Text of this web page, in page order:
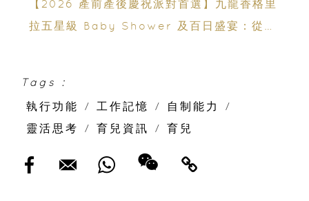
【2026 產前產後慶祝派對首選】九龍香格里
拉五星級 Baby Shower 及百日盛宴：從米
Tags :
執行功能
/ 工作記憶 / 自制能力
/
靈活思考
/ 育兒資訊 / 育兒